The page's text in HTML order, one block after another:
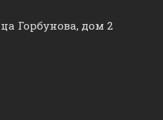
Горбунова, дом 2